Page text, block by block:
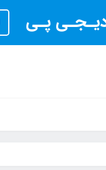
دیـجـی پـی